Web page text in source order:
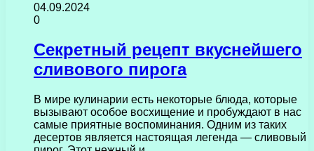
04.09.2024
0
Секретный рецепт вкуснейшего
сливового пирога
В мире кулинарии есть некоторые блюда, которые
вызывают особое восхищение и пробуждают в нас
самые приятные воспоминания. Одним из таких
десертов является настоящая легенда — сливовый